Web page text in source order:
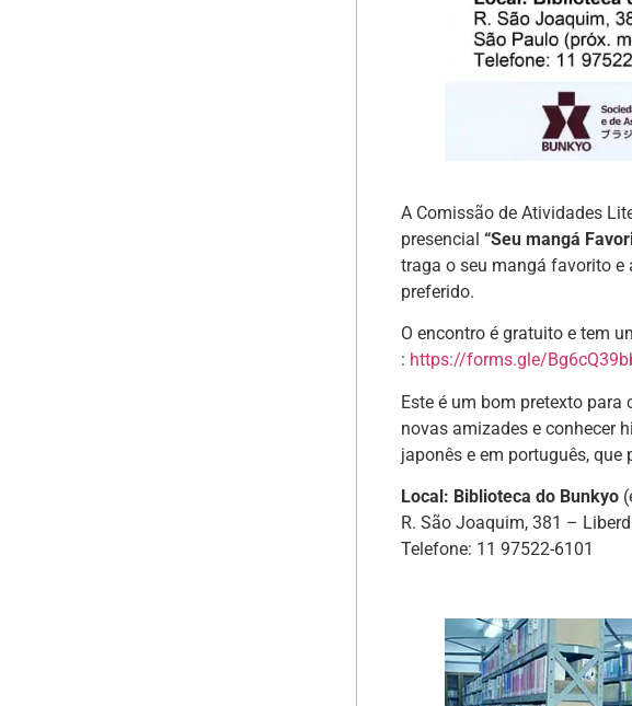
A Comissão de Atividades
presencial“Seu mangá
traga o seu mangá favorito e
preferido.
O encontro é gratuito e tem
: https://forms.gle/
Este é um bom pretexto
novas amizades e conhecer
japonês e em português,
Local: Biblioteca do Bunkyo
R. São Joaquim, 381 –
Telefone: 11 97522-6101